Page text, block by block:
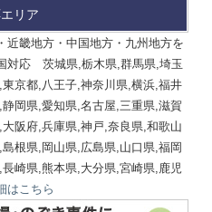
リア
近畿地方・中国地方・九州地方を
対応 茨城県,栃木県,群馬県,埼玉
東京都,八王子,神奈川県,横浜,福井
岡県,愛知県,名古屋,三重県,滋賀
阪府,兵庫県,神戸,奈良県,和歌山
根県,岡山県,広島県,山口県,福岡
長崎県,熊本県,大分県,宮崎県,鹿児
はこちら